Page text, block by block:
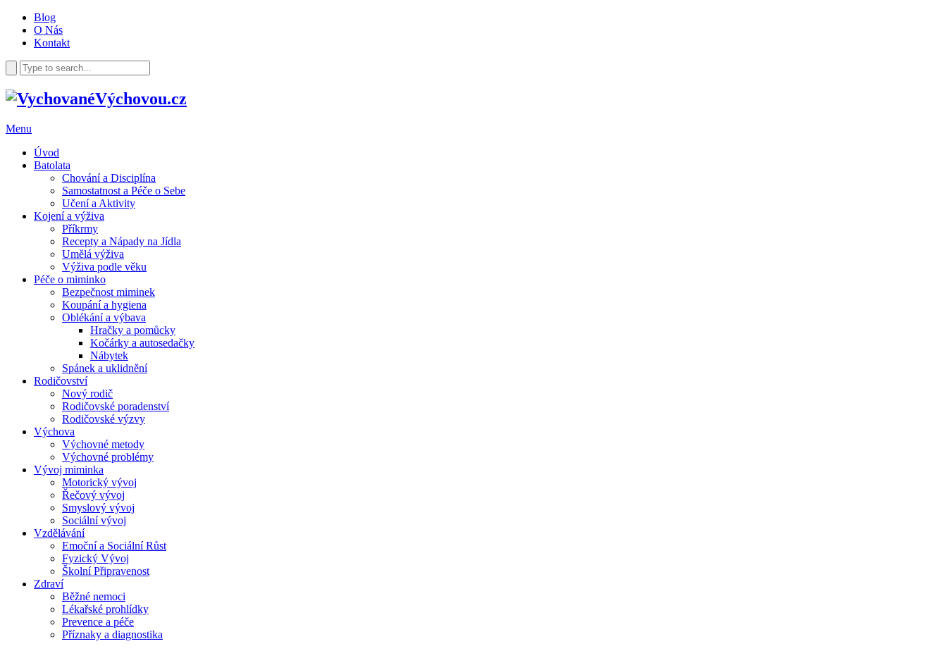
Blog
O Nás
Kontakt
Menu
Úvod
Batolata
Chování a Disciplína
Samostatnost a Péče o Sebe
Učení a Aktivity
Kojení a výživa
Příkrmy
Recepty a Nápady na Jídla
Umělá výživa
Výživa podle věku
Péče o miminko
Bezpečnost miminek
Koupání a hygiena
Oblékání a výbava
Hračky a pomůcky
Kočárky a autosedačky
Nábytek
Spánek a uklidnění
Rodičovství
Nový rodič
Rodičovské poradenství
Rodičovské výzvy
Výchova
Výchovné metody
Výchovné problémy
Vývoj miminka
Motorický vývoj
Řečový vývoj
Smyslový vývoj
Sociální vývoj
Vzdělávání
Emoční a Sociální Růst
Fyzický Vývoj
Školní Připravenost
Zdraví
Běžné nemoci
Lékařské prohlídky
Prevence a péče
Příznaky a diagnostika